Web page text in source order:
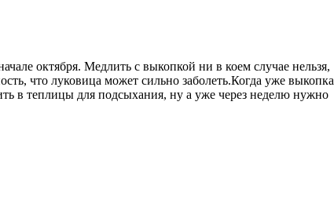
октября. Медлить с выкопкой ни в коем случае нельзя,
что луковица может сильно заболеть.Когда уже выкопка
в теплицы для подсыхания, ну а уже через неделю нужно